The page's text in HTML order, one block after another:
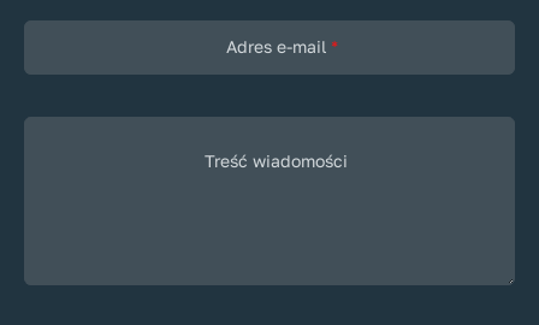
Adres e-mail *
Treść wiadomości